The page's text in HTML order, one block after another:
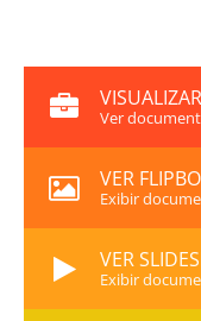
Ver
VER
Exibir
VER
Exibir